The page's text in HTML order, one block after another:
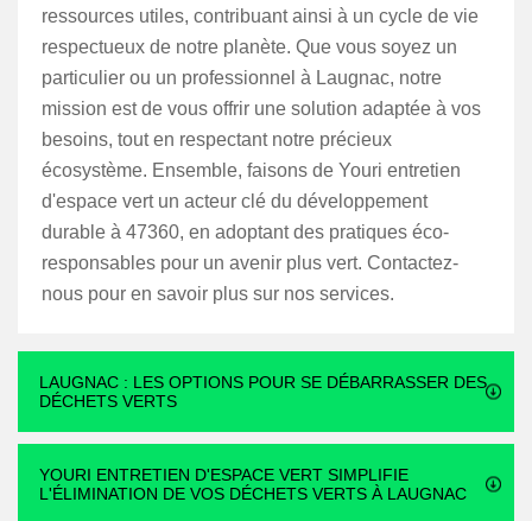
ressources utiles, contribuant ainsi à un cycle de vie
respectueux de notre planète. Que vous soyez un
particulier ou un professionnel à Laugnac, notre
mission est de vous offrir une solution adaptée à vos
besoins, tout en respectant notre précieux
écosystème. Ensemble, faisons de Youri entretien
d'espace vert un acteur clé du développement
durable à 47360, en adoptant des pratiques éco-
responsables pour un avenir plus vert. Contactez-
nous pour en savoir plus sur nos services.
LAUGNAC : LES OPTIONS POUR SE DÉBARRASSER DES
DÉCHETS VERTS
YOURI ENTRETIEN D'ESPACE VERT SIMPLIFIE
L'ÉLIMINATION DE VOS DÉCHETS VERTS À LAUGNAC